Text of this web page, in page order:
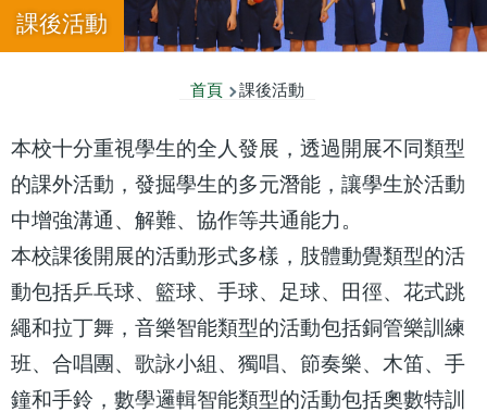
課後活動
航
連
結
首頁 課後活動
本校十分重視學生的全人發展，透過開展不同類型
的課外活動，發掘學生的多元潛能，讓學生於活動
中增強溝通、解難、協作等共通能力。
本校課後開展的活動形式多樣，肢體動覺類型的活
動包括乒乓球、籃球、手球、足球、田徑、花式跳
繩和拉丁舞，音樂智能類型的活動包括銅管樂訓練
班、合唱團、歌詠小組、獨唱、節奏樂、木笛、手
鐘和手鈴，數學邏輯智能類型的活動包括奧數特訓